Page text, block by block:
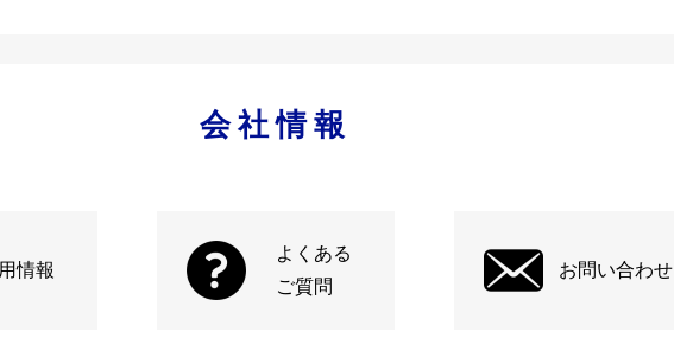
会社情報
情報
よくある
ご質問
お問い合わせ